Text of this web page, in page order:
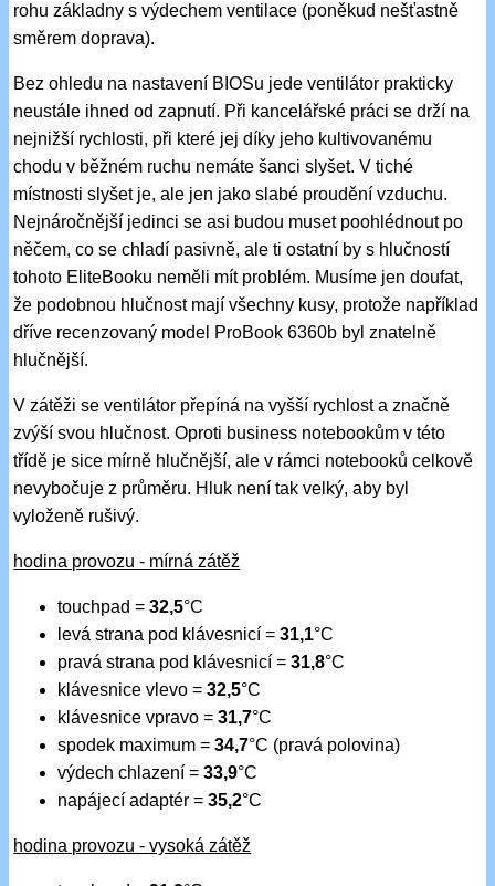
rohu základny s výdechem ventilace (poněkud nešťastně
směrem doprava).
Bez ohledu na nastavení BIOSu jede ventilátor prakticky
neustále ihned od zapnutí. Při kancelářské práci se drží na
nejnižší rychlosti, při které jej díky jeho kultivovanému
chodu v běžném ruchu nemáte šanci slyšet. V tiché
místnosti slyšet je, ale jen jako slabé proudění vzduchu.
Nejnáročnější jedinci se asi budou muset poohlédnout po
něčem, co se chladí pasivně, ale ti ostatní by s hlučností
tohoto EliteBooku neměli mít problém. Musíme jen doufat,
že podobnou hlučnost mají všechny kusy, protože například
dříve recenzovaný model ProBook 6360b byl znatelně
hlučnější.
V zátěži se ventilátor přepíná na vyšší rychlost a značně
zvýší svou hlučnost. Oproti business notebookům v této
třídě je sice mírně hlučnější, ale v rámci notebooků celkově
nevybočuje z průměru. Hluk není tak velký, aby byl
vyloženě rušivý.
hodina provozu - mírná zátěž
touchpad =32,5°C
levá strana pod klávesnicí =31,1°C
pravá strana pod klávesnicí =31,8°C
klávesnice vlevo =32,5°C
klávesnice vpravo =31,7°C
spodek maximum =34,7°C (pravá polovina)
výdech chlazení =33,9°C
napájecí adaptér =35,2°C
hodina provozu - vysoká zátěž